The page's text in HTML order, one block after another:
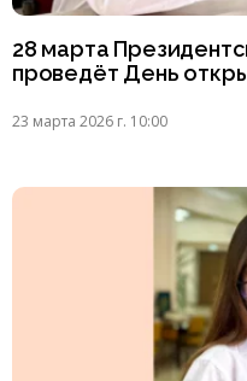
28 марта
проведёт День
23 марта 2026 г. 10:00